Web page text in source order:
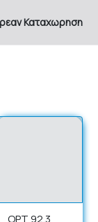
Καταχωρηση
ΟΡΤ 92.3